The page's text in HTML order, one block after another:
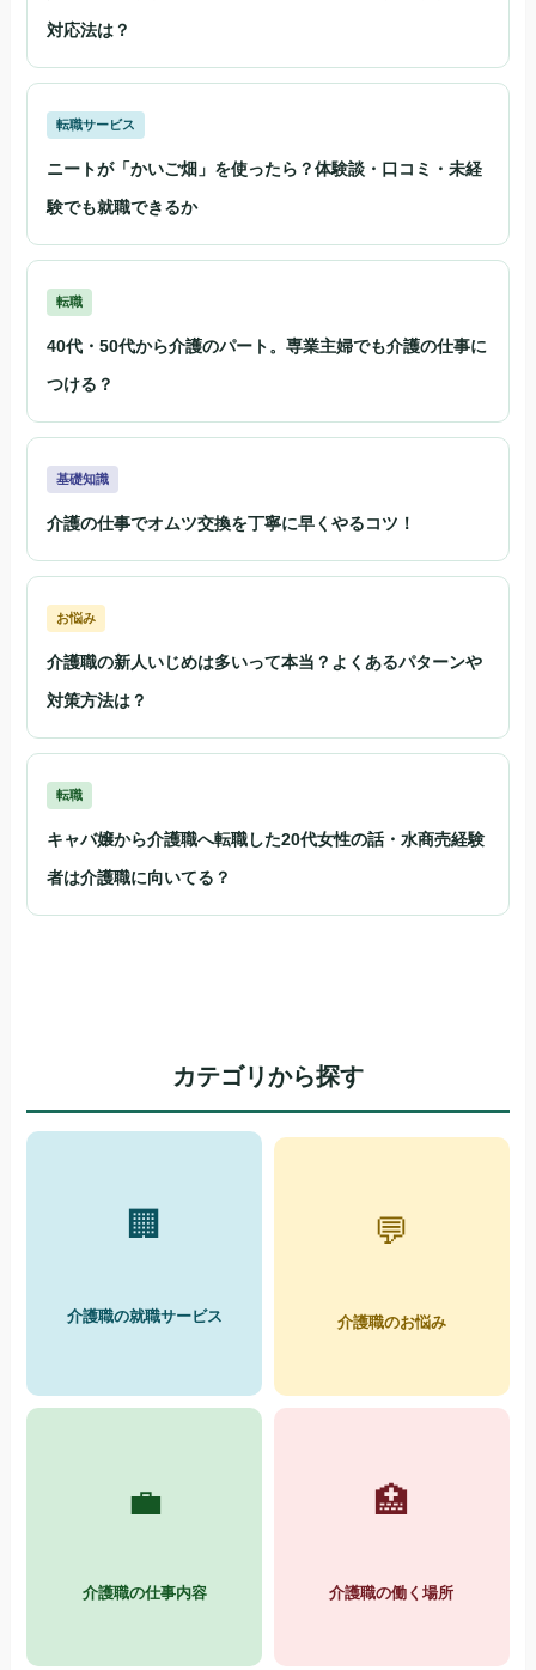
対応法は？
転職サービス
ニートが「かいご畑」を使ったら？体験談・口コミ・未経
験でも就職できるか
転職
40代・50代から介護のパート。専業主婦でも介護の仕事に
つける？
基礎知識
介護の仕事でオムツ交換を丁寧に早くやるコツ！
お悩み
介護職の新人いじめは多いって本当？よくあるパターンや
対策方法は？
転職
キャバ嬢から介護職へ転職した20代女性の話・水商売経験
者は介護職に向いてる？
カテゴリから探す
🏢
介護職の就職サービス
💬
介護職のお悩み
💼
介護職の仕事内容
🏥
介護職の働く場所